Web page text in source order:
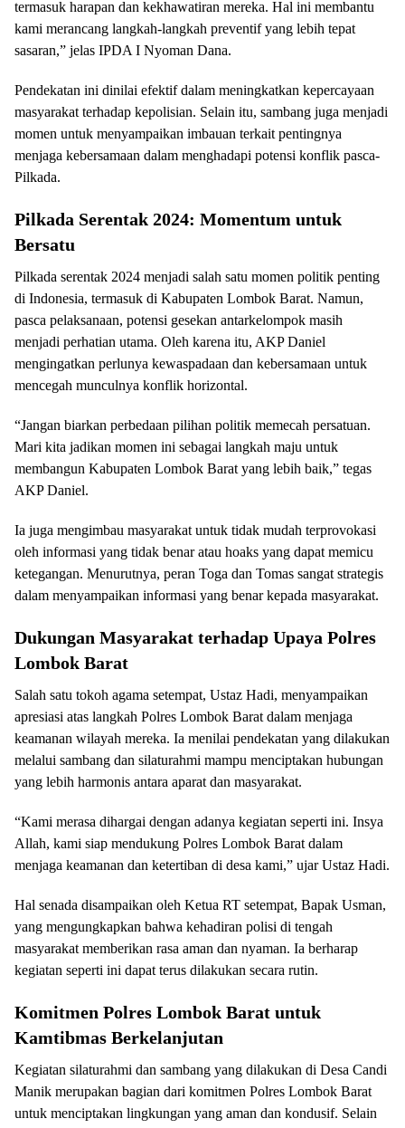
termasuk harapan dan kekhawatiran mereka. Hal ini membantu
kami merancang langkah-langkah preventif yang lebih tepat
sasaran,” jelas IPDA I Nyoman Dana.
Pendekatan ini dinilai efektif dalam meningkatkan kepercayaan
masyarakat terhadap kepolisian. Selain itu, sambang juga menjadi
momen untuk menyampaikan imbauan terkait pentingnya
menjaga kebersamaan dalam menghadapi potensi konflik pasca-
Pilkada.
Pilkada Serentak 2024: Momentum untuk
Bersatu
Pilkada serentak 2024 menjadi salah satu momen politik penting
di Indonesia, termasuk di Kabupaten Lombok Barat. Namun,
pasca pelaksanaan, potensi gesekan antarkelompok masih
menjadi perhatian utama. Oleh karena itu, AKP Daniel
mengingatkan perlunya kewaspadaan dan kebersamaan untuk
mencegah munculnya konflik horizontal.
“Jangan biarkan perbedaan pilihan politik memecah persatuan.
Mari kita jadikan momen ini sebagai langkah maju untuk
membangun Kabupaten Lombok Barat yang lebih baik,” tegas
AKP Daniel.
Ia juga mengimbau masyarakat untuk tidak mudah terprovokasi
oleh informasi yang tidak benar atau hoaks yang dapat memicu
ketegangan. Menurutnya, peran Toga dan Tomas sangat strategis
dalam menyampaikan informasi yang benar kepada masyarakat.
Dukungan Masyarakat terhadap Upaya Polres
Lombok Barat
Salah satu tokoh agama setempat, Ustaz Hadi, menyampaikan
apresiasi atas langkah Polres Lombok Barat dalam menjaga
keamanan wilayah mereka. Ia menilai pendekatan yang dilakukan
melalui sambang dan silaturahmi mampu menciptakan hubungan
yang lebih harmonis antara aparat dan masyarakat.
“Kami merasa dihargai dengan adanya kegiatan seperti ini. Insya
Allah, kami siap mendukung Polres Lombok Barat dalam
menjaga keamanan dan ketertiban di desa kami,” ujar Ustaz Hadi.
Hal senada disampaikan oleh Ketua RT setempat, Bapak Usman,
yang mengungkapkan bahwa kehadiran polisi di tengah
masyarakat memberikan rasa aman dan nyaman. Ia berharap
kegiatan seperti ini dapat terus dilakukan secara rutin.
Komitmen Polres Lombok Barat untuk
Kamtibmas Berkelanjutan
Kegiatan silaturahmi dan sambang yang dilakukan di Desa Candi
Manik merupakan bagian dari komitmen Polres Lombok Barat
untuk menciptakan lingkungan yang aman dan kondusif. Selain